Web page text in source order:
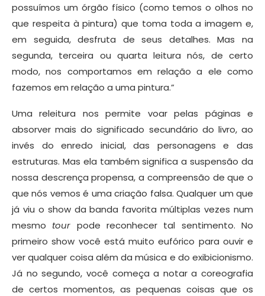
possuímos um órgão físico (como temos o olhos no
que respeita à pintura) que toma toda a imagem e,
em seguida, desfruta de seus detalhes. Mas na
segunda, terceira ou quarta leitura nós, de certo
modo, nos comportamos em relação a ele como
fazemos em relação a uma pintura.”
Uma releitura nos permite voar pelas páginas e
absorver mais do significado secundário do livro, ao
invés do enredo inicial, das personagens e das
estruturas. Mas ela também significa a suspensão da
nossa descrença propensa, a compreensão de que o
que nós vemos é uma criação falsa. Qualquer um que
já viu o show da banda favorita múltiplas vezes num
mesmo tour pode reconhecer tal sentimento. No
primeiro show você está muito eufórico para ouvir e
ver qualquer coisa além da música e do exibicionismo.
Já no segundo, você começa a notar a coreografia
de certos momentos, as pequenas coisas que os